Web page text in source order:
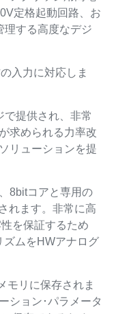
定格起動回路、お
理する高度なデジ
入力に対応しま
で提供され、非常
求められる力率改
リューションを提
8bitコアと専用の
れます。非常に高
を保証するため
ズムをHWアナログ
モリに保存されま
ション･パラメータ